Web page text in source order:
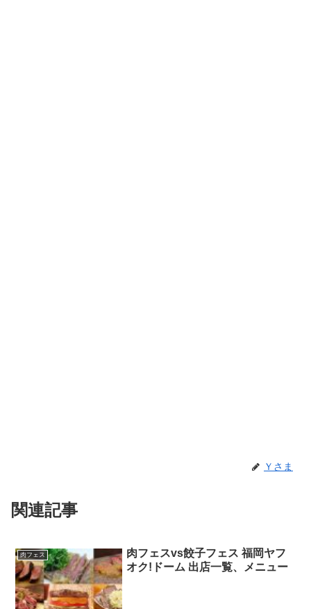
Ｙさま
関連記事
肉フェス
肉フェスvs餃子フェス 福岡ヤフ
オク!ドーム 出店一覧、メニュー